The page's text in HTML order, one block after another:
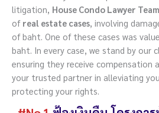
litigation, House Condo Lawyer Team
of real estate cases , involving
of baht. One of these cases was
baht. In every case, we stand by our
ensuring they receive compensation
your trusted partner in alleviating
protecting your rights.